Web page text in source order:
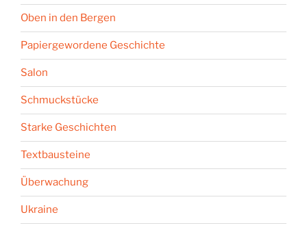
Oben in den Bergen
Papiergewordene Geschichte
Salon
Schmuckstücke
Starke Geschichten
Textbausteine
Überwachung
Ukraine